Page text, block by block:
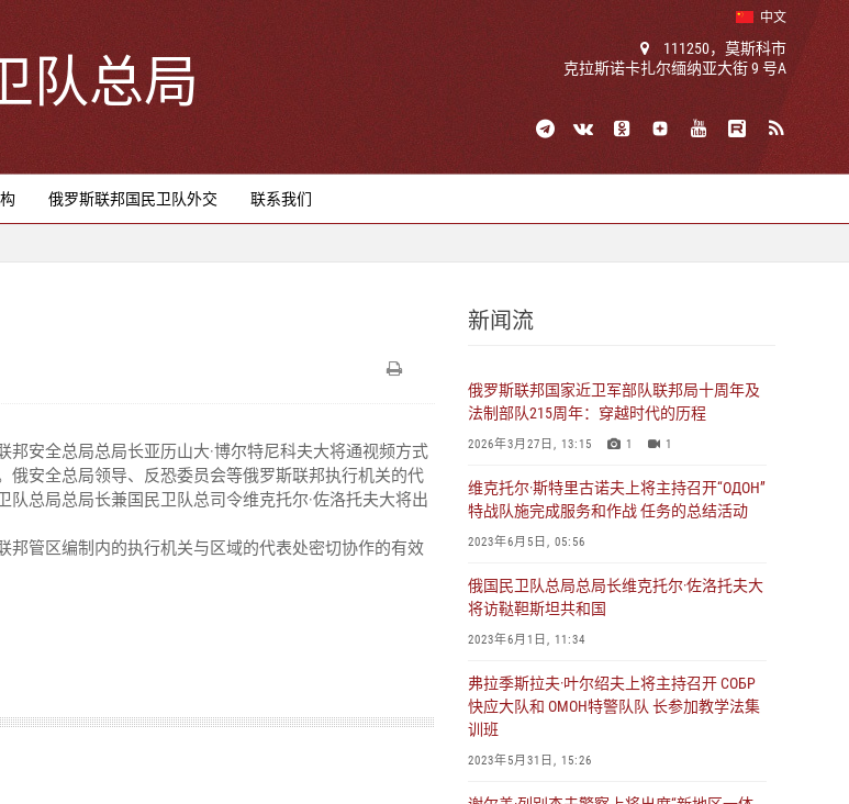
中文
队总局
111250，莫斯科市
克拉斯诺卡扎尔缅纳亚大街 9 号A
俄罗斯联邦国民卫队外交 联系我们
邦安全总局总局长亚历山大·博尔特尼科夫大将通视频方式
俄安全总局领导、反恐委员会等俄罗斯联邦执行机关的代
队总局总局长兼国民卫队总司令维克托尔·佐洛托夫大将出
邦管区编制内的执行机关与区域的代表处密切协作的有效
新闻流
俄罗斯联邦国家近卫军部队联邦局十周年及
法制部队215周年：穿越时代的历程
2026年3月27日, 13:15 1 1
维克托尔·斯特里古诺夫上将主持召开“ОДОН”
特战队施完成服务和作战 任务的总结活动
2023年6月5日, 05:56
俄国民卫队总局总局长维克托尔·佐洛托夫大
将访鞑靼斯坦共和国
2023年6月1日, 11:34
弗拉季斯拉夫·叶尔绍夫上将主持召开 СОБР
快应大队和 ОМОН特警队队 长参加教学法集
训班
2023年5月31日, 15:26